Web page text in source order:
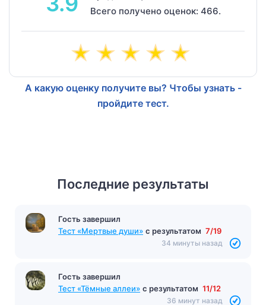
Всего получено оценок: 466.
А какую оценку получите вы? Чтобы узнать -
пройдите тест.
Последние результаты
Гость завершил
Тест «Мертвые души» с результатом 7/19
34 минуты назад
Гость завершил
Тест «Тёмные аллеи» с результатом 11/12
36 минут назад